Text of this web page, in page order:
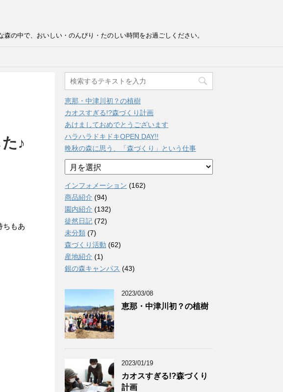
の中で、おいしい・のんびり・たのしい時間をお過ごしください。
♪
ちもあ
恵那・中津川初？の植樹
カオスすぎる!?森づくり計画
あけましておめでとうございます
ハラハラドキドキOPEN DAY!!
晩秋の森に思う、「森づくり」という仕事
ア
ー
カ
イ
ブ
インフォメーション (162)
商品紹介 (94)
園内紹介 (132)
徒然日記 (72)
未分類 (7)
森づくり活動 (62)
産地紹介 (1)
銀の森キャンパス (43)
2023/03/08
恵那・中津川初？の植樹
2023/01/19
カオスすぎる!?森づくり
計画